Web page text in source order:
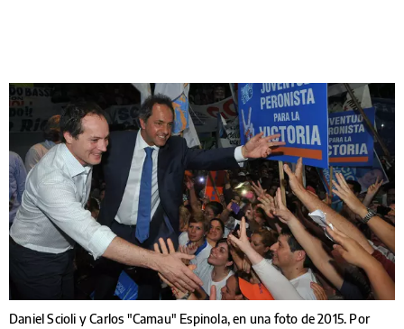
Daniel Scioli y Carlos "Camau" Espinola, en una foto de 2015. Por